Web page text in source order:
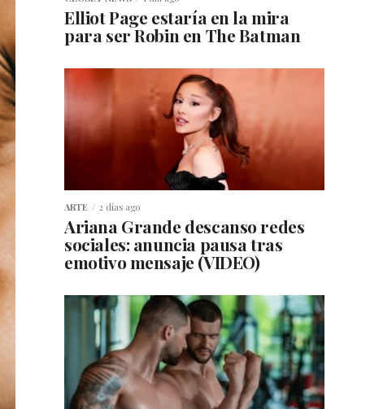
Elliot Page estaría en la mira
para ser Robin en The Batman
ARTE 2 días ago
Ariana Grande descanso redes
sociales: anuncia pausa tras
emotivo mensaje (VIDEO)